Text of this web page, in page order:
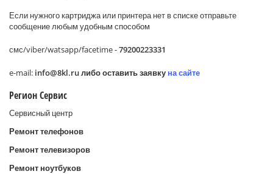
Если нужного картриджа или принтера нет в списке отправьте
сообщение любым удобным способом
смс/viber/watsapp/facetime -79200223331
e-mail: info@8kl.ru либо оставить заявку на сайте
Регион Сервис
Сервисный центр
Ремонт телефонов
Ремонт телевизоров
Ремонт ноутбуков